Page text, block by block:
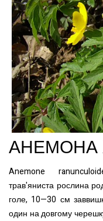
АНЕМОНА
Anemone
трав'яниста рослина
голе, 10—30 см
один на довгому